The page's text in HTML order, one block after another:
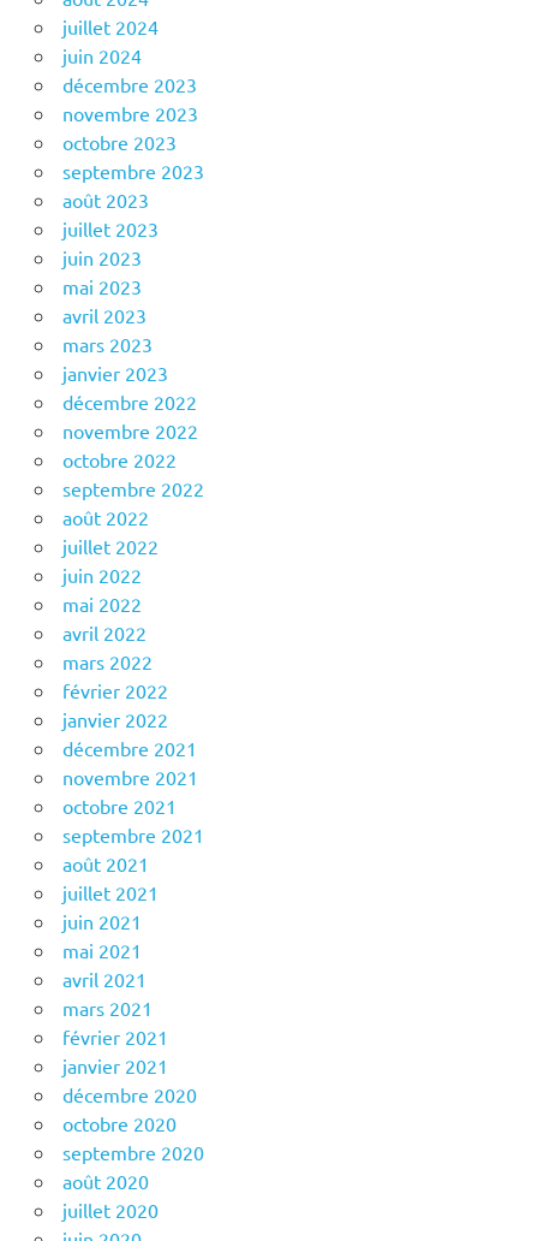
juillet 2024
juin 2024
décembre 2023
novembre 2023
octobre 2023
septembre 2023
août 2023
juillet 2023
juin 2023
mai 2023
avril 2023
mars 2023
janvier 2023
décembre 2022
novembre 2022
octobre 2022
septembre 2022
août 2022
juillet 2022
juin 2022
mai 2022
avril 2022
mars 2022
février 2022
janvier 2022
décembre 2021
novembre 2021
octobre 2021
septembre 2021
août 2021
juillet 2021
juin 2021
mai 2021
avril 2021
mars 2021
février 2021
janvier 2021
décembre 2020
octobre 2020
septembre 2020
août 2020
juillet 2020